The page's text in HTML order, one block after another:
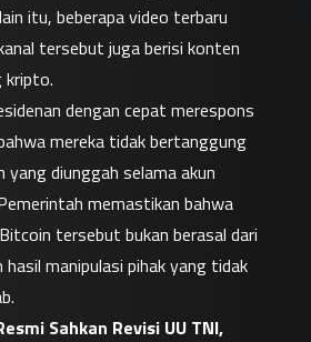
itu, beberapa video terbaru
tersebut juga berisi konten
kripto.
dengan cepat merespons
mereka tidak bertanggung
diunggah selama akun
memastikan bahwa
tersebut bukan berasal dari
hasil manipulasi pihak yang tidak
Sahkan Revisi UU TNI,